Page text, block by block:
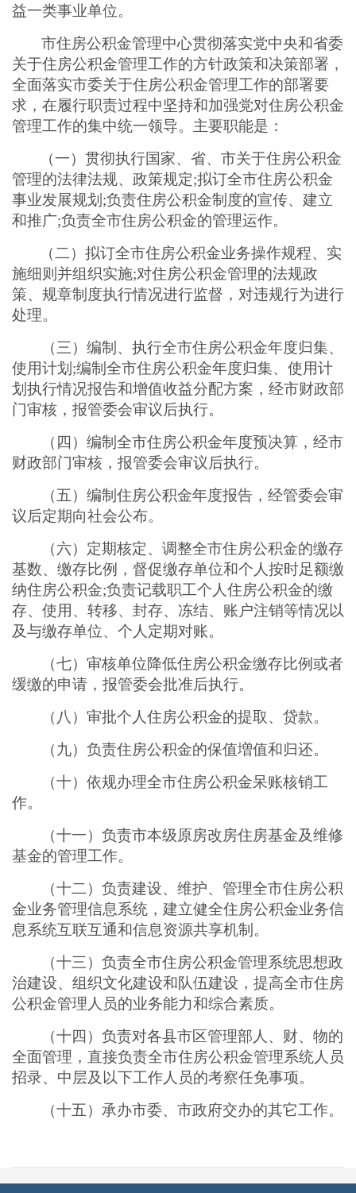
益一类事业单位。
市住房公积金管理中心贯彻落实党中央和省委
关于住房公积金管理工作的方针政策和决策部署，
全面落实市委关于住房公积金管理工作的部署要
求，在履行职责过程中坚持和加强党对住房公积金
管理工作的集中统一领导。主要职能是 ：
（一） 贯彻执行国家、省、市关于住房公积金
管理的法律法规、政策规定;拟订全市住房公积金
事业发展规划;负责住房公积金制度的宣传、建立
和推广;负责全市住房公积金的管理运作。
（二） 拟订全市住房公积金业务操作规程、实
施细则并组织实施;对住房公积金管理的法规政
策、规章制度执行情况进行监督，对违规行为进行
处理。
（三 ）编制、执行全市住房公积金年度归集、
使用计划 ;编制全市住房公积金年度归集、使用计
划执行情况报告和增值收益分配方案，经市财政部
门审核，报管委会审议后执行。
（ 四 ）编制全市住房公积金年度预决算，经市
财政部门审核，报管委会审议后执行。
（五）编制住房公积金年度报告，经管委会审
议后定期向社会公布。
（六） 定期核定、调整全市住房公积金的缴存
基数、缴存比例，督促缴存单位和个人按时足额缴
纳住房公积金;负责记载职工个人住房公积金的缴
存、使用、转移、封存、冻结、账户注销等情况以
及与缴存单位、个人定期对账。
（七）审核单位降低住房公积金缴存比例或者
缓缴的申请，报管委会批准后执行。
（ 八 ）审批个人住房公积金的提取、贷款。
（ 九）负责住房公积金的保值増值和归还。
（十）依规办理全市住房公积金呆账核销工
作。
（十一）负责市本级原房改房住房基金及维修
基金的管理工作。
（十二）负责建设、维护、管理全市住房公积
金业务管理信息系统，建立健全住房公积金业务信
息系统互联互通和信息资源共享机制。
（十三 ）负责全市住房公积金管理系统思想政
治建设、组织文化建设和队伍建设，提高全市住房
公积金管理人员的业务能力和综合素质。
（十四 ）负责对各县市区管理部人、财、物的
全面管理，直接负责全市住房公积金管理系统人员
招录、中层及以下工作人员的考察任免事项。
（十五）承办市委、市政府交办的其它工作。